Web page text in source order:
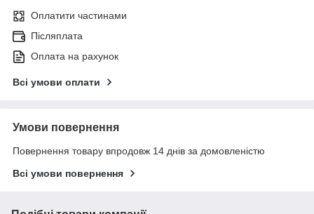
Оплатити частинами
Післяплата
Оплата на рахунок
Всі умови оплати
Умови повернення
Повернення товару впродовж 14 днів за домовленістю
Всі умови повернення